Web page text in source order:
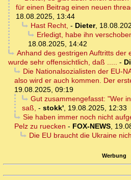
für einen Beitrag einen neuen
18.08.2025, 13:44
Hast Recht, - Dieter,
Erledigt, habe ihn
18.08.2025, 14:42
Anhand des gestrigen Auftritts der
wurde sehr offensichtlich, daß ..... -
Die Nationalsozialisten der EU-
also wird er auch kommen. Der
19.08.2025, 09:19
Gut zusammengefasst: "Wer
saß, - stokk', 19.08.2025, 12:33
Sie haben immer noch nicht
Pelz zu ruecken - FOX-NEWS,
Die EU braucht die Ukraine
Werbung